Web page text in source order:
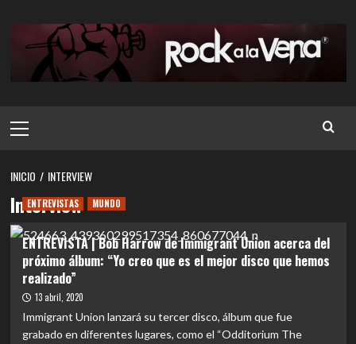
contenido
principal
INICIO INTERVIEW
Interview
ENTREVISTAS MUNDO
ENTREVISTA | Bob Harrow de Immigrant Union acerca del
próximo álbum: “Yo creo que es el mejor disco que hemos
realizado”
13 abril, 2020
Immigrant Union lanzará su tercer disco, álbum que fue
grabado en diferentes lugares, como el “Odditorium The